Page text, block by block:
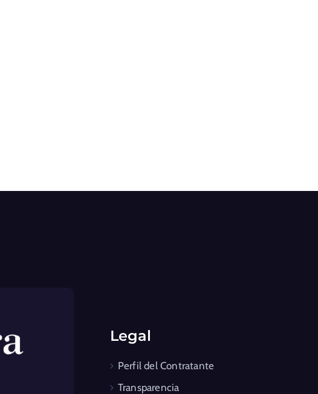
Legal
Perfil del Contratante
Transparencia